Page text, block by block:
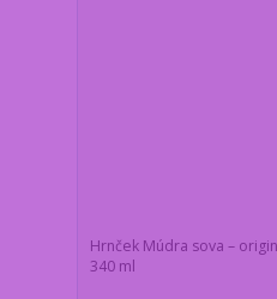
Hrnček Múdra sova –
340 ml